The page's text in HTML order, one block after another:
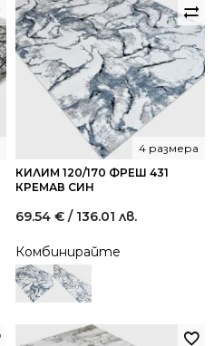
КИЛИМ 120/170 ФРЕШ 431
КРЕМАВ СИН
4 размера
69.54 € / 136.01 лв.
Комбинирайте